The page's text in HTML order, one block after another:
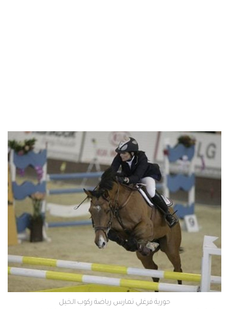
حورية فرغلي تمارس رياضة ركوب الخيل